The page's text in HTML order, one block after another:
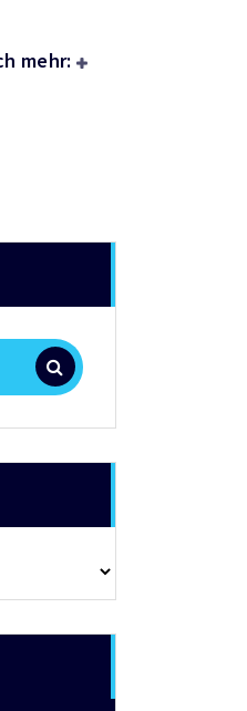
mehr: